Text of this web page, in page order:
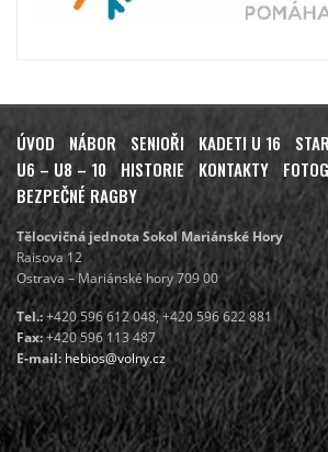
ÚVOD NÁBOR SENIOŘI KADETI U 16
U6 – U8 – 10 HISTORIE KONTAKTY
BEZPEČNÉ RAGBY
Tělocvičná jednota Sokol Mariánské Hory
Raisova 12
Ostrava – Mariánské hory 709 00
Tel.:+420 596 612 048, +420 596 622 881
Fax:+420 596 113 487
E-mail:hebios@volny.cz